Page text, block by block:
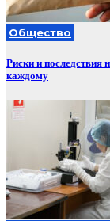
Общество
Риски и последствия
каждому